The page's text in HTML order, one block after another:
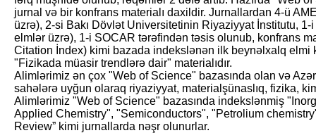
jurnal və bir konfrans materialı daxildir. Jurnallardan 4-ü
üzrə), 2-si Bakı Dövlət Universitetinin Riyaziyyat İnstitutu,
elmlər üzrə), 1-i SOCAR tərəfindən təsis olunub, konfrans
Citation İndex) kimi bazada indekslənən ilk beynəlxalq elmi
"Fizikada müasir trendlərə dair" materialıdır.
Alimlərimiz ən çox "Web of Science" bazasında olan və
sahələrə uyğun olaraq riyaziyyat, materialşünaslıq, fizika,
Alimlərimiz "Web of Science" bazasında indekslənmiş
Applied Chemistry", "Semiconductors", "Petrolium
Review” kimi jurnallarda nəşr olunurlar.